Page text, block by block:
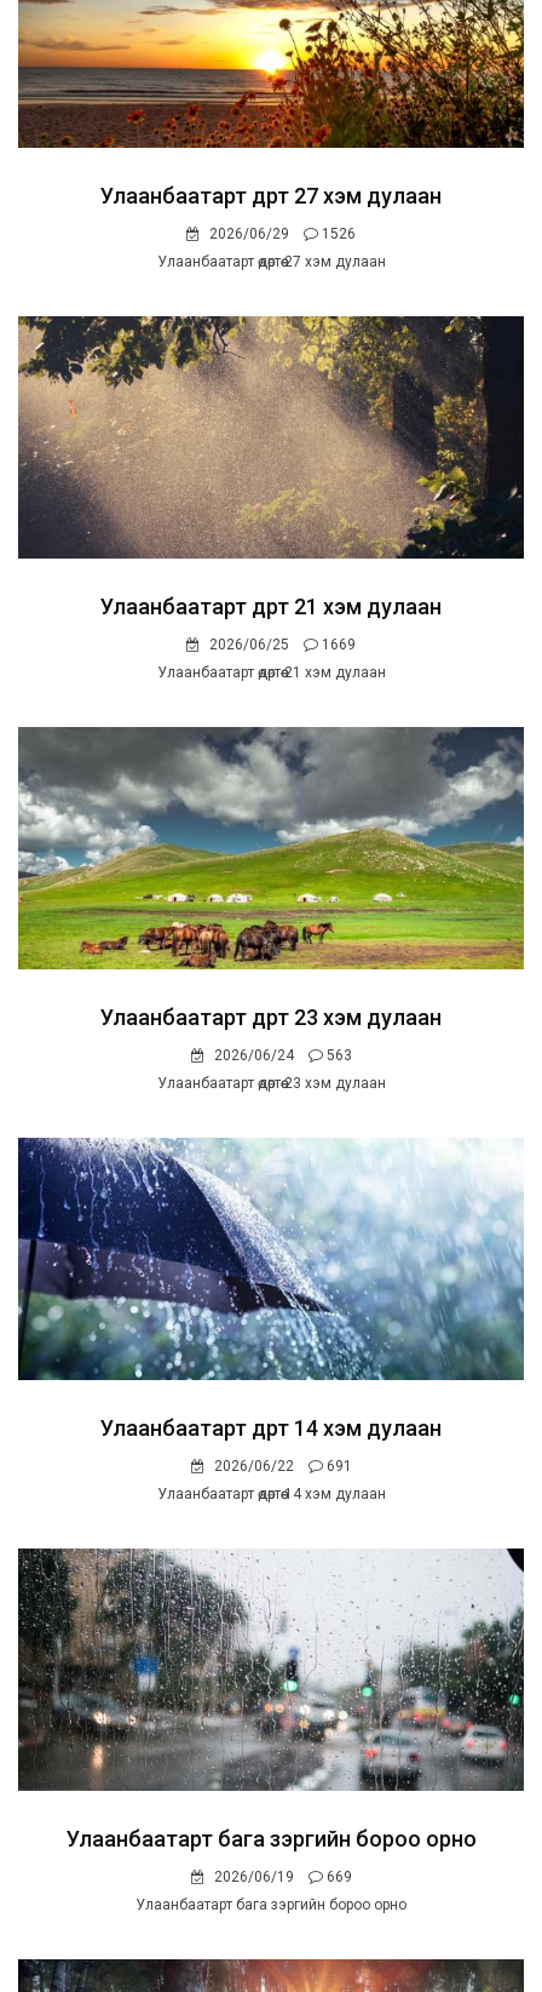
Улаанбаатарт өдөртөө 27 хэм дулаан
2026/06/29
1526
Улаанбаатарт өдөртөө 27 хэм дулаан
Улаанбаатарт өдөртөө 21 хэм дулаан
2026/06/25
1669
Улаанбаатарт өдөртөө 21 хэм дулаан
Улаанбаатарт өдөртөө 23 хэм дулаан
2026/06/24
563
Улаанбаатарт өдөртөө 23 хэм дулаан
Улаанбаатарт өдөртөө 14 хэм дулаан
2026/06/22
691
Улаанбаатарт өдөртөө 14 хэм дулаан
Улаанбаатарт бага зэргийн бороо орно
2026/06/19
669
Улаанбаатарт бага зэргийн бороо орно